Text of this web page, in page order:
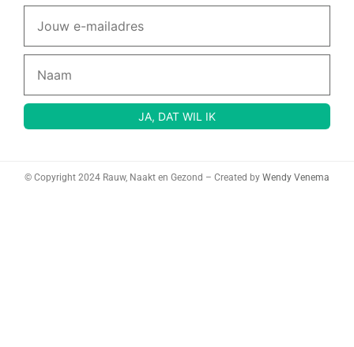
© Copyright 2024 Rauw, Naakt en Gezond – Created by Wendy Venema